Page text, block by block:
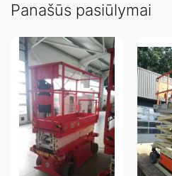
Panašūs pasiūlymai